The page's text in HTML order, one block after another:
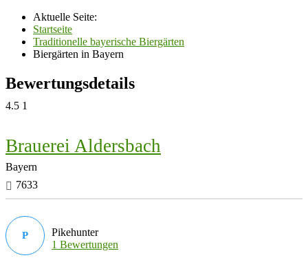
Aktuelle Seite:
Startseite
Traditionelle bayerische Biergärten
Biergärten in Bayern
Bewertungsdetails
4.5 1
Brauerei Aldersbach
Bayern
7633
P
Pikehunter
1 Bewertungen